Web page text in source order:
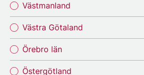
Västmanland
Västra Götaland
Örebro län
Östergötland